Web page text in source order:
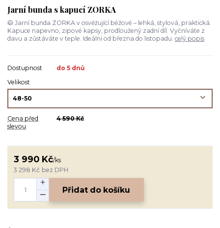
Jarní bunda s kapucí ZORKA
🧥 Jarní bunda ZORKA v osvěžující béžové – lehká, stylová, praktická.
Kapuce napevno, zipové kapsy, prodloužený zadní díl. Vyčníváte z
davu a zůstáváte v teple. Ideální od března do listopadu. celý popis
Dostupnost
do 5 dnů
Velikost
Cena před
slevou
4 590 Kč
3 990 Kč/ks
3 298 Kč bez DPH
Přidat do košíku